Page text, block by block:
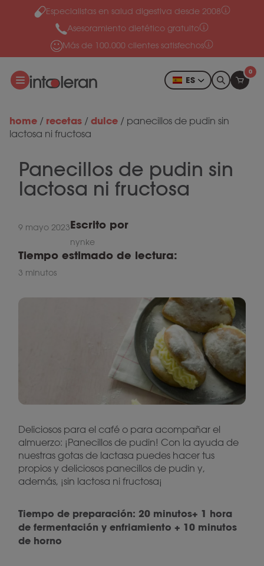
Ir al contenido
Especialistas en salud digestiva desde 2008
Asesoramiento dietético gratuito
Más de 100.000 clientes satisfechos
ES
0
home / recetas / dulce / panecillos de pudin sin
lactosa ni fructosa
Panecillos de pudin sin
lactosa ni fructosa
9 mayo 2023Escrito por
nynke
Tiempo estimado de lectura:
3 minutos
Deliciosos para el café o para acompañar el
almuerzo: ¡Panecillos de pudin! Con la ayuda de
nuestras gotas de lactasa puedes hacer tus
propios y deliciosos panecillos de pudin y,
además, ¡sin lactosa ni fructosa¡
Tiempo de preparación: 20 minutos+ 1 hora
de fermentación y enfriamiento + 10 minutos
de horno